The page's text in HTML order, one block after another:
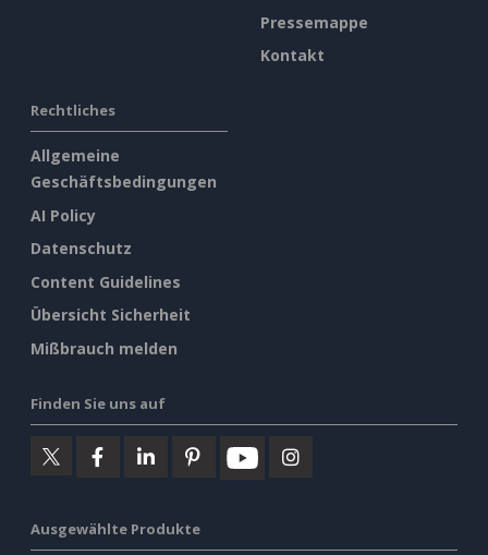
Pressemappe
Kontakt
Rechtliches
Allgemeine
Geschäftsbedingungen
AI Policy
Datenschutz
Content Guidelines
Übersicht Sicherheit
Mißbrauch melden
Finden Sie uns auf
Ausgewählte Produkte